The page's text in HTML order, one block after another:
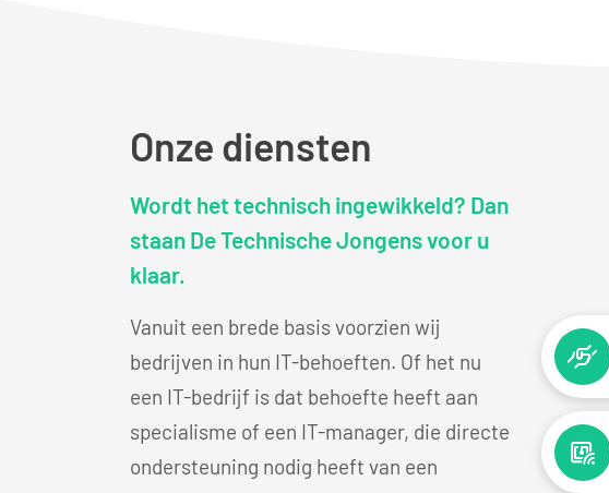
Onze diensten
Wordt het technisch ingewikkeld? Dan
staan De Technische Jongens voor u
klaar.
Vanuit een brede basis voorzien wij
bedrijven in hun IT-behoeften. Of het nu
een IT-bedrijf is dat behoefte heeft aan
specialisme of een IT-manager, die directe
ondersteuning nodig heeft van een